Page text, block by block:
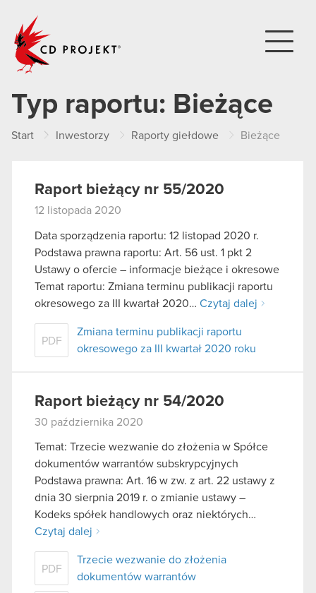
Typ raportu: Bieżące
Start Inwestorzy Raporty giełdowe Bieżące
Raport bieżący nr 55/2020
12 listopada 2020
Data sporządzenia raportu: 12 listopad 2020 r.
Podstawa prawna raportu: Art. 56 ust. 1 pkt 2
Ustawy o ofercie – informacje bieżące i okresowe
Temat raportu: Zmiana terminu publikacji raportu
okresowego za III kwartał 2020… Czytaj dalej
PDF
Zmiana terminu publikacji raportu
okresowego za III kwartał 2020 roku
Raport bieżący nr 54/2020
30 października 2020
Temat: Trzecie wezwanie do złożenia w Spółce
dokumentów warrantów subskrypcyjnych
Podstawa prawna: Art. 16 w zw. z art. 22 ustawy z
dnia 30 sierpnia 2019 r. o zmianie ustawy –
Kodeks spółek handlowych oraz niektórych…
Czytaj dalej
PDF
Trzecie wezwanie do złożenia
dokumentów warrantów